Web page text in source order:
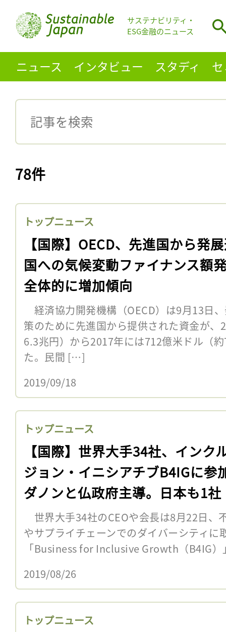
サステナビリティ・
ESG金融のニュース
ニュース インタビュー スタディ
78件
トップニュース
【国際】OECD、先進国から発
国への気候変動ファイナンス額
全体的に増加傾向
経済協力開発機構（OECD）は9月13日
策のために先進国から提供された資金が
6.3兆円）から2017年には712億米ドル（
た。民間 […]
2019/09/18
トップニュース
【国際】世界大手34社、インク
ジョン・イニシアチブB4IGに参
ダノンと仏政府主導。日本も1社
世界大手34社のCEOや会長は8月22日、
やサプライチェーンでのダイバーシティに
「Business for Inclusive Growth（B4IG
2019/08/26
トップニュース